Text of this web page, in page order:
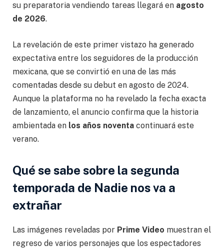
su preparatoria vendiendo tareas llegará en agosto
de 2026.
La revelación de este primer vistazo ha generado
expectativa entre los seguidores de la producción
mexicana, que se convirtió en una de las más
comentadas desde su debut en agosto de 2024.
Aunque la plataforma no ha revelado la fecha exacta
de lanzamiento, el anuncio confirma que la historia
ambientada en los años noventa continuará este
verano.
Qué se sabe sobre la segunda
temporada de Nadie nos va a
extrañar
Las imágenes reveladas por Prime Video muestran el
regreso de varios personajes que los espectadores